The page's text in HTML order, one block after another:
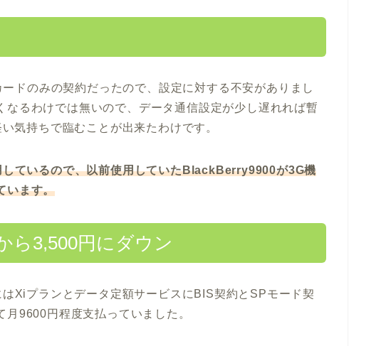
ドのみの契約だったので、設定に対する不安がありまし
なるわけでは無いので、データ通信設定が少し遅れれば暫
気持ちで臨むことが出来たわけです。
ているので、以前使用していたBlackBerry9900が3G機
います。
ら3,500円にダウン
Xiプランとデータ定額サービスにBIS契約とSPモード契
9600円程度支払っていました。